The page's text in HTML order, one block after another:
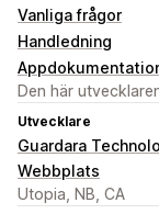
Vanliga frågor
Handledning
Den här
Utvecklare
Guardara
Webbplats
Utopia, NB, CA